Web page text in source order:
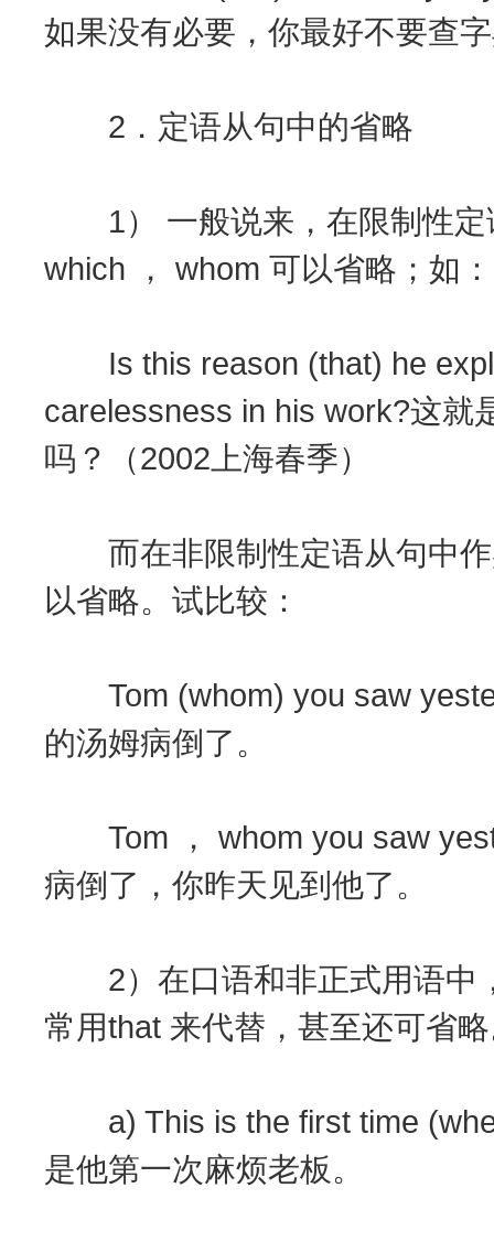
如果没有必要，你最好不要查
2．定语从句中的省略
1） 一般说来，在限制性定
which ， whom 可以省略；如：
Is this reason (that) he
carelessness in his work?这就
吗？（2002上海春季）
而在非限制性定语从句中作
以省略。试比较：
Tom (whom) you saw
的汤姆病倒了。
Tom ， whom you saw
病倒了，你昨天见到他了。
2）在口语和非正式用语中
常用that 来代替，甚至还可省
a) This is the first time
是他第一次麻烦老板。